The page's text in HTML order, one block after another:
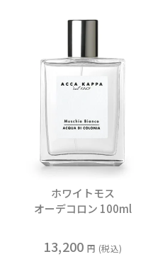
ホワイトモス
オーデコロン 100ml
13,200 税込